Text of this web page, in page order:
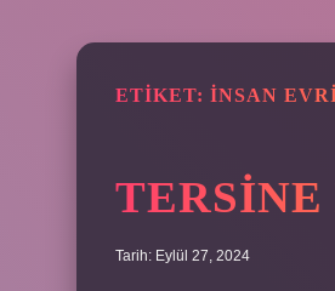
ETIKET: İNSAN
Tarih: Eylül 27, 2024